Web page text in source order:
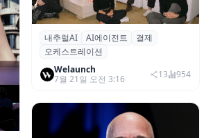
AI 에이전트 결제 인프라 스타트업
내추럴(Natural), 3천 만 달러 시리
즈 A 투자 유치
내추럴AI AI에이전트
결제
오케스트레이션
Welaunch
7월 21일 오전 3:16
13 954